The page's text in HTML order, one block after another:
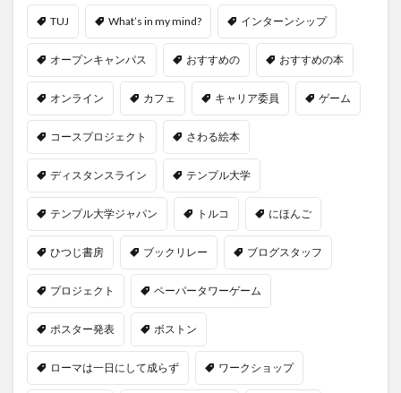
TUJ What’s in my mind? インターンシップ
オープンキャンパス おすすめの おすすめの本
オンライン カフェ キャリア委員 ゲーム
コースプロジェクト さわる絵本
ディスタンスライン テンプル大学
テンプル大学ジャパン トルコ にほんご
ひつじ書房 ブックリレー ブログスタッフ
プロジェクト ペーパータワーゲーム
ポスター発表 ボストン
ローマは一日にして成らず ワークショップ